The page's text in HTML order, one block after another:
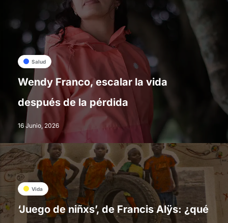
Salud
Wendy Franco, escalar la vida
después de la pérdida
16 Junio, 2026
Vida
‘Juego de niñxs’, de Francis Alÿs: ¿qué